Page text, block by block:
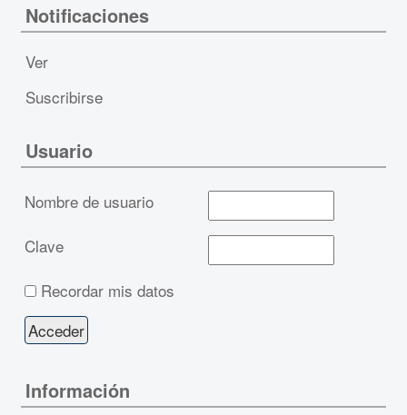
Notificaciones
Ver
Suscribirse
Usuario
Nombre de usuario
Clave
Recordar mis datos
Información